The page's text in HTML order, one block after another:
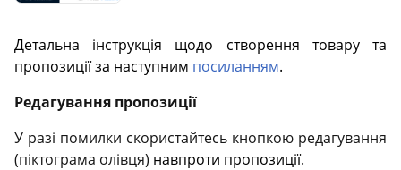
Детальна інструкція щодо створення товару та
пропозиції за наступним посиланням.
Редагування пропозиції
У разі помилки скористайтесь кнопкою редагування
(піктограма олівця) навпроти пропозиції.